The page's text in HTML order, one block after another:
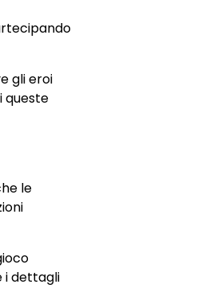
gli eroi
queste
le
i dettagli